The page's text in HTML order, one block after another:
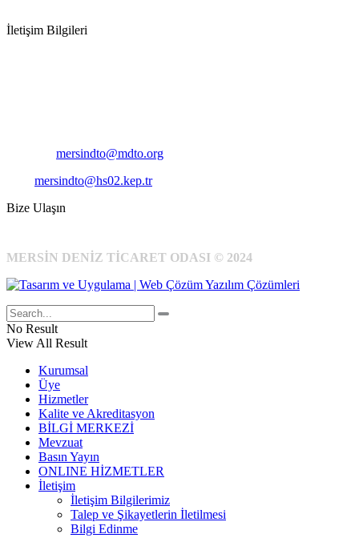
İletişim Bilgileri
mersindto@mdto.org
mersindto@hs02.kep.tr
Bize Ulaşın
MERSİN DENİZ TİCARET ODASI © 2024
No Result
View All Result
Kurumsal
Üye
Hizmetler
Kalite ve Akreditasyon
BİLGİ MERKEZİ
Mevzuat
Basın Yayın
ONLINE HİZMETLER
İletişim
İletişim Bilgilerimiz
Talep ve Şikayetlerin İletilmesi
Bilgi Edinme